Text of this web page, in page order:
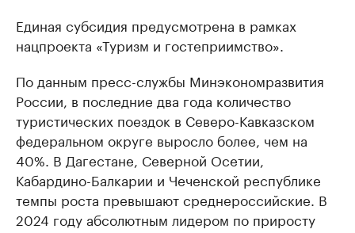
Единая субсидия предусмотрена в рамках
нацпроекта «Туризм и гостеприимство».
По данным пресс-службы Минэкономразвития
России, в последние два года количество
туристических поездок в Северо-Кавказском
федеральном округе выросло более, чем на
40%. В Дагестане, Северной Осетии,
Кабардино-Балкарии и Чеченской республике
темпы роста превышают среднероссийские. В
2024 году абсолютным лидером по приросту